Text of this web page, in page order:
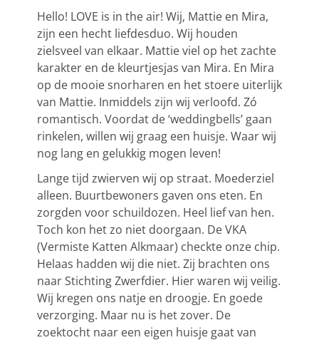
Hello! LOVE is in the air! Wij, Mattie en Mira,
zijn een hecht liefdesduo. Wij houden
zielsveel van elkaar. Mattie viel op het zachte
karakter en de kleurtjesjas van Mira. En Mira
op de mooie snorharen en het stoere uiterlijk
van Mattie. Inmiddels zijn wij verloofd. Zó
romantisch. Voordat de ‘weddingbells’ gaan
rinkelen, willen wij graag een huisje. Waar wij
nog lang en gelukkig mogen leven!
Lange tijd zwierven wij op straat. Moederziel
alleen. Buurtbewoners gaven ons eten. En
zorgden voor schuildozen. Heel lief van hen.
Toch kon het zo niet doorgaan. De VKA
(Vermiste Katten Alkmaar) checkte onze chip.
Helaas hadden wij die niet. Zij brachten ons
naar Stichting Zwerfdier. Hier waren wij veilig.
Wij kregen ons natje en droogje. En goede
verzorging. Maar nu is het zover. De
zoektocht naar een eigen huisje gaat van